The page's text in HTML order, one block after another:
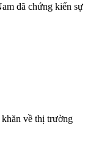
đã chứng kiến sự
về thị trường